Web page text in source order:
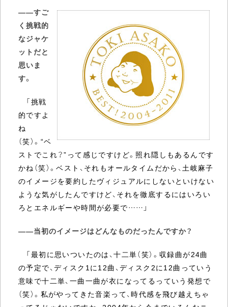
――すご
く挑戦的
なジャケ
ットだと
思いま
す。
「挑戦
的ですよ
ね
（笑）。“ベ
ストでこれ？”って感じですけど。照れ隠しもあるんです
かね（笑）。ベスト、それもオールタイムだから、土岐麻子
のイメージを要約したヴィジュアルにしないといけない
ような気がしたんですけど、それを徹底するにはいろい
ろとエネルギーや時間が必要で……」
――当初のイメージはどんなものだったんですか？
「最初に思いついたのは、十二単（笑）。収録曲が24曲
の予定で、ディスク1に12曲、ディスク2に12曲っていう
意味で十二単、一曲一曲が衣になってるっていう発想で
（笑）。私がやってきた音楽って、時代感を飛び越えちゃ